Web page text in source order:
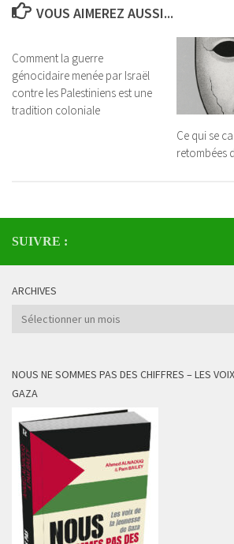
VOUS AIMEREZ AUSSI...
Comment la guerre
génocidaire menée par Israël
contre les Palestiniens est une
tradition coloniale
Ce qui se
retombées
SUIVRE :
ARCHIVES
Archives
NOUS NE SOMMES PAS DES CHIFFRES – LES
GAZA